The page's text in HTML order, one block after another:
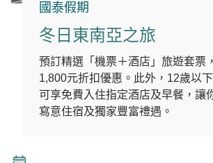
國泰假期
冬日東南亞之旅
預訂精選「機票＋酒店」旅遊套票
1,800元折扣優惠。此外，12歲以
可享免費入住指定酒店及早餐，讓
寫意住宿及獨家豐富禮遇。